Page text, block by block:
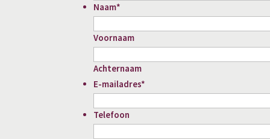
Naam*
Voornaam
Achternaam
E-mailadres*
Telefoon